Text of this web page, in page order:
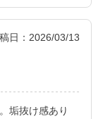
日：2026/03/13
垢抜け感あり